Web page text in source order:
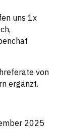
uns 1x
von
ergänzt.
2025